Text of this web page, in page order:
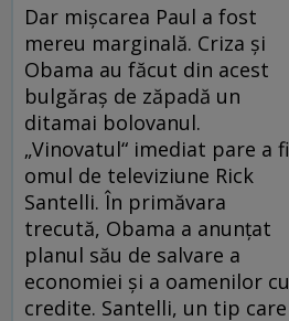
Dar mişcarea Paul a fost
mereu marginală. Criza şi
Obama au făcut din acest
bulgăraş de zăpadă un
ditamai bolovanul.
„Vinovatul“ imediat pare a fi
omul de televiziune Rick
Santelli. În primăvara
trecută, Obama a anunţat
planul său de salvare a
economiei şi a oamenilor cu
credite. Santelli, un tip care